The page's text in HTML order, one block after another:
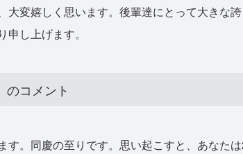
大変嬉しく思います。後輩達にとって大きな
し上げます。
のコメント
。同慶の至りです。思い起こすと、あなた